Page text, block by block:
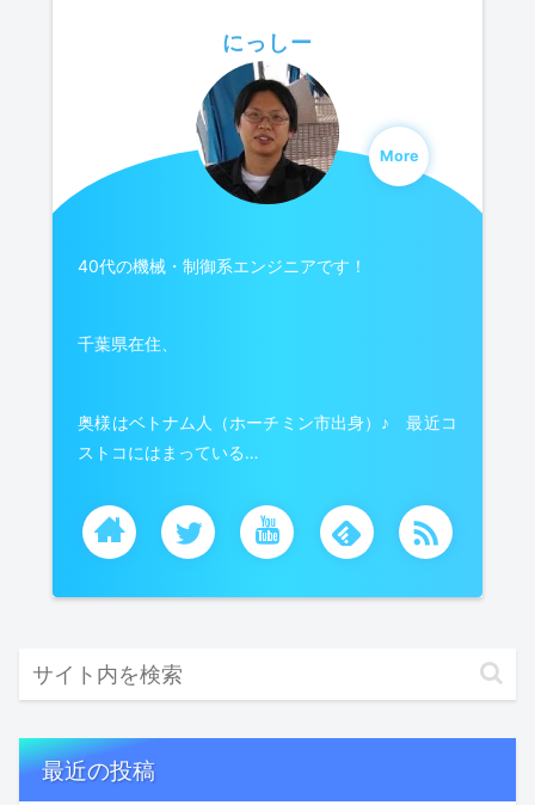
にっしー
40代の機械・制御系エンジニアです！
千葉県在住、
奥様はベトナム人（ホーチミン市出身）♪ 最近コ
ストコにはまっている…
More
最近の投稿